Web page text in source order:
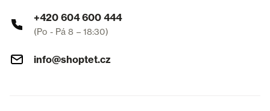
+420 604 600 444
(Po - Pá 8 – 18:30)
info@shoptet.cz